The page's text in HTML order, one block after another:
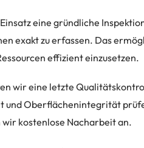
eine gründliche
exakt zu erfassen. Das
effizient einzusetzen.
wir eine letzte
und Oberflächenintegrität
kostenlose Nacharbeit an.